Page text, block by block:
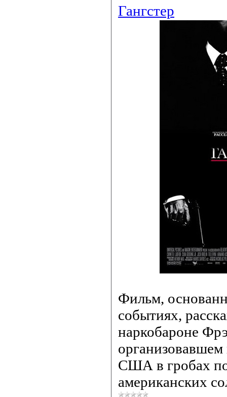
Гангстер
Фильм,
событиях,
наркобароне
организовавшем
США в гробах
американских